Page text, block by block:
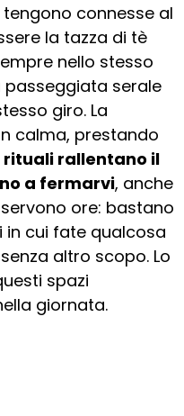
connesse al
la tazza di tè
nello stesso
passeggiata serale
giro. La
calma, prestando
rituali rallentano il
a fermarvi, anche
ore: bastano
cui fate qualcosa
altro scopo. Lo
spazi
giornata.